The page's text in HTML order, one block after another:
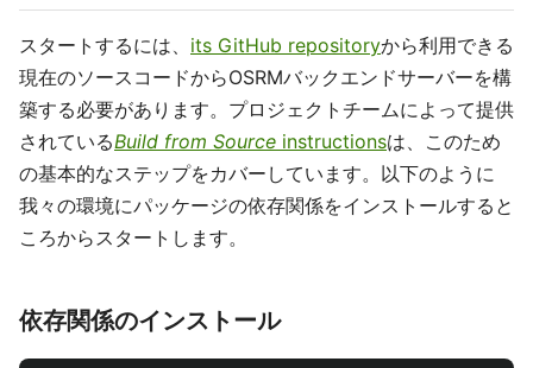
スタートするには、 its GitHub repositoryから利用できる
現在のソースコードからOSRMバックエンドサーバーを構
築する必要があります。プロジェクトチームによって提供
されているBuild from Source instructionsは、このため
の基本的なステップをカバーしています。以下のように
我々の環境にパッケージの依存関係をインストールすると
ころからスタートします。
依存関係のインストール